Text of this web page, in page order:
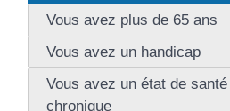
Vous avez plus de 65 ans
Vous avez un handicap
Vous avez un état de
chronique